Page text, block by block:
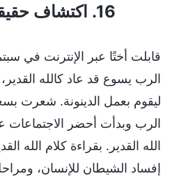
16. اكتشاف حقيقة شر القس
الرب يسوع قد عاد كالله
ليقوم بعمل الدينونة. شعرت
الرب وبدأت أحضر الاجتماعات
الله القدير. بقراءة كلام الله
إفساد الشيطان للإنسان،